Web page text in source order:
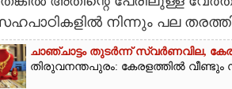
നിന്നും പല
ചാഞ്ചാട്ടം തുടർന്ന് സ്വർണവില,
തിരുവനന്തപുരം: കേരളത്തിൽ വീണ്ടും